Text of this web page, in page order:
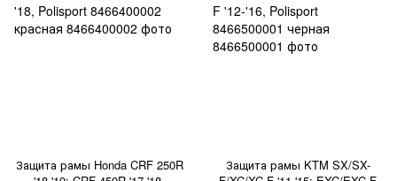
Защита рамы Honda CRF 250R
Защита рамы KTM SX/SX-